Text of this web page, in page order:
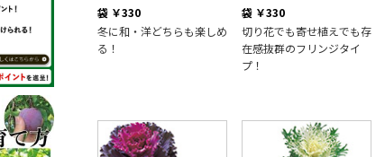
袋 ￥330
冬に和・洋どちらも楽しめ
る！
袋 ￥330
切り花でも寄せ植えでも存
在感抜群のフリンジタイ
プ！